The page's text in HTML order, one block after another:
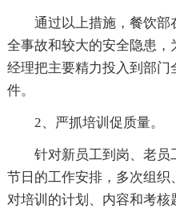
通过以上措施，餐饮部
全事故和较大的安全隐患
经理把主要精力投入到部
件。
2、严抓培训促质量。
针对新员工到岗、老
节日的工作安排，多次组
对培训的计划、内容和考核